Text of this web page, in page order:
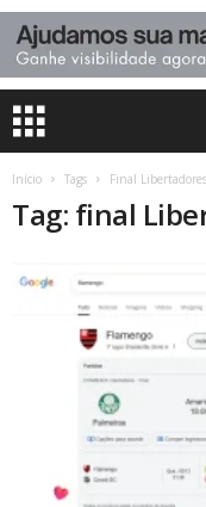
Início Tags Final
Tag: final